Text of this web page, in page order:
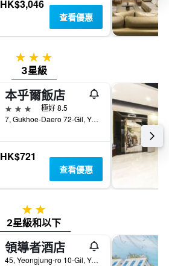
HK$3,046
查看優惠
3星級
3星級
本乎爾飯店
3星級
極好 8.5
7, Gukhoe-Daero 72-Gil, Yeongdeungpo-gu, 首爾, 韓國
HK$721
查看優惠
2星級
2星級和以下
領導者酒店
45, Yeongjung-ro 10-Gil, Yeongdeungpo, 首爾, 韓國